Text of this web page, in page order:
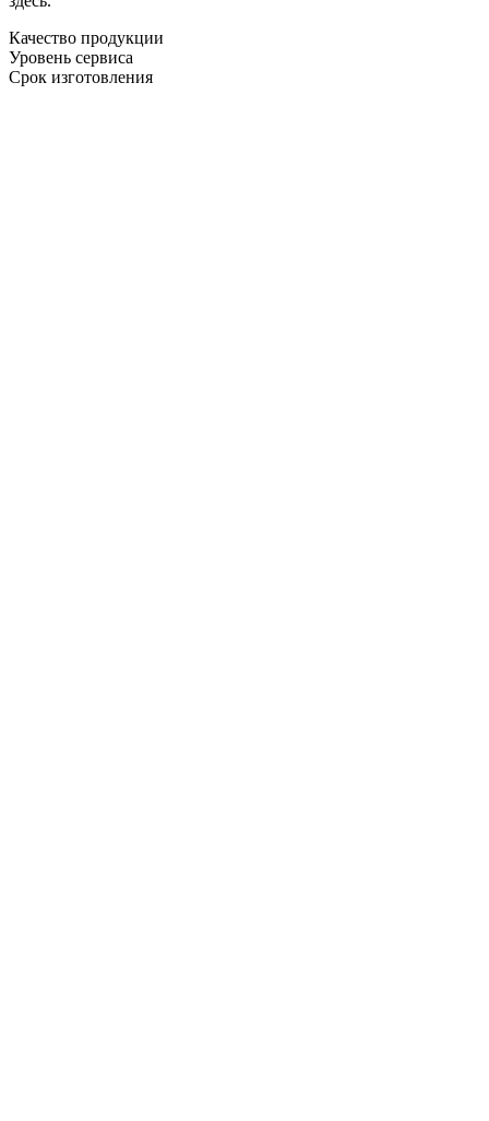
Качество продукции
Уровень сервиса
Срок изготовления